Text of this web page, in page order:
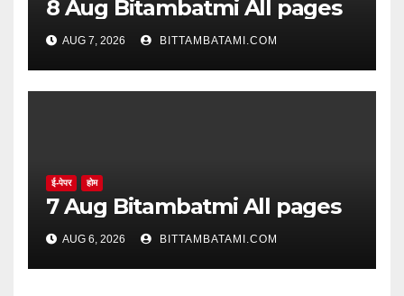
8 Aug Bitambatmi All pages
AUG 7, 2026 BITTAMBATAMI.COM
ई-पेपर होम
7 Aug Bitambatmi All pages
AUG 6, 2026 BITTAMBATAMI.COM